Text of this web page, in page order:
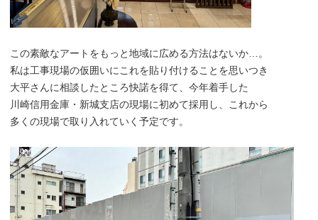
この素敵なアートをもっと地域に広める方法はないか…。
私は工事現場の仮囲いにこれを貼り付けることを思いつき
大平さんに相談したところ快諾を得て、今年着手した
川崎信用金庫・新城支店の現場に初めて採用し、これから
多くの現場で取り入れていく予定です。